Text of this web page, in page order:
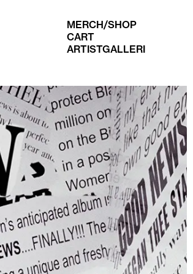
MERCH/SHOP
CART
ARTISTGALLERI